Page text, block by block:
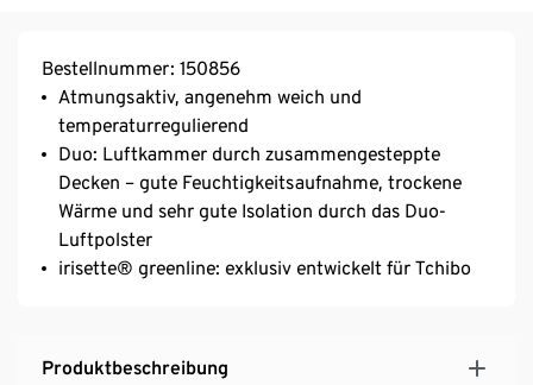
Bestellnummer: 150856
Atmungsaktiv, angenehm weich und
temperaturregulierend
Duo: Luftkammer durch zusammengesteppte
Decken – gute Feuchtigkeitsaufnahme, trockene
Wärme und sehr gute Isolation durch das Duo-
Luftpolster
irisette® greenline: exklusiv entwickelt für Tchibo
Produktbeschreibung